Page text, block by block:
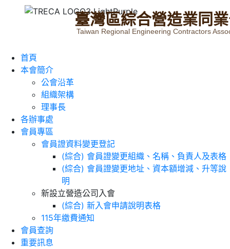
臺灣區綜合營造業同業
Taiwan Regional Engineering Contractors
首頁
本會簡介
公會沿革
組織架構
理事長
各辦事處
會員專區
會員證資料變更登記
(綜合) 會員證變更組織、名稱、負責人及表格
(綜合) 會員證變更地址、資本額增減、升等說
明
新設立營造公司入會
(綜合) 新入會申請說明表格
115年繳費通知
會員查詢
重要訊息